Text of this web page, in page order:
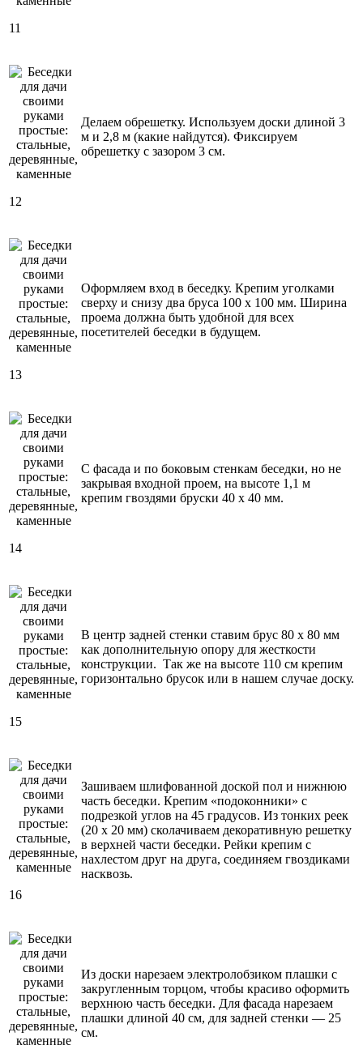
11
12
Делаем обрешетку. Используем доски длиной 3
м и 2,8 м (какие найдутся). Фиксируем
обрешетку с зазором 3 см.
13
Оформляем вход в беседку. Крепим уголками
сверху и снизу два бруса 100 х 100 мм. Ширина
проема должна быть удобной для всех
посетителей беседки в будущем.
14
С фасада и по боковым стенкам беседки, но не
закрывая входной проем, на высоте 1,1 м
крепим гвоздями бруски 40 х 40 мм.
15
В центр задней стенки ставим брус 80 х 80 мм
как дополнительную опору для жесткости
конструкции. Так же на высоте 110 см крепим
горизонтально брусок или в нашем случае доску.
16
Зашиваем шлифованной доской пол и нижнюю
часть беседки. Крепим «подоконники» с
подрезкой углов на 45 градусов. Из тонких реек
(20 х 20 мм) сколачиваем декоративную решетку
в верхней части беседки. Рейки крепим с
нахлестом друг на друга, соединяем гвоздиками
насквозь.
Из доски нарезаем электролобзиком плашки с
закругленным торцом, чтобы красиво оформить
верхнюю часть беседки. Для фасада нарезаем
плашки длиной 40 см, для задней стенки — 25
см.